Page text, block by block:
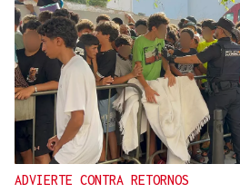
ADVIERTE CONTRA RETORNOS